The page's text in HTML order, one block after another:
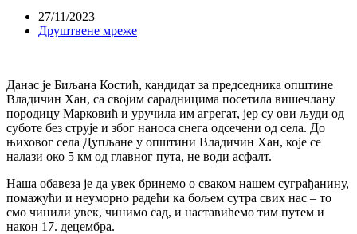
27/11/2023
Друштвене мреже
Данас је Биљана Костић, кандидат за председника општине
Владичин Хан, са својим сарадницима посетила вишечлану
породицу Марковић и уручила им агрегат, јер су ови људи од
суботе без струје и због наноса снега одсечени од села. До
њиховог села Дупљане у општини Владичин Хан, које се
налази око 5 км од главног пута, не води асфалт.
Наша обавеза је да увек бринемо о сваком нашем суграђанину,
помажући и неуморно радећи ка бољем сутра свих нас – то
смо чинили увек, чинимо сад, и наставићемо тим путем и
након 17. децембра.